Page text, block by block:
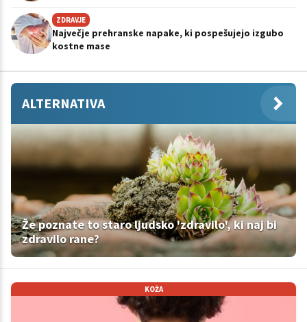
ZDRAVJE
Največje prehranske napake, ki pospešujejo izgubo
kostne mase
ALTERNATIVA
Že poznate to staro ljudsko 'zdravilo', ki naj bi
zdravilo rane?
KOŽA